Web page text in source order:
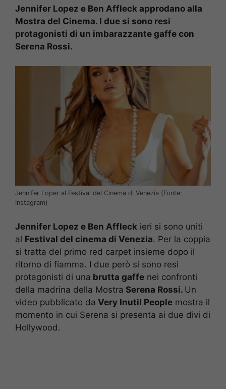
Jennifer Lopez e Ben Affleck approdano alla
Mostra del Cinema. I due si sono resi
protagonisti di un imbarazzante gaffe con
Serena Rossi.
Jennifer Loper al Festival del Cinema di Venezia (Fonte:
Instagram)
Jennifer Lopez e Ben Affleck ieri si sono uniti
al Festival del cinema di Venezia. Per la coppia
si tratta del primo red carpet insieme dopo il
ritorno di fiamma. I due però si sono resi
protagonisti di una brutta gaffe nei confronti
della madrina della Mostra Serena Rossi. Un
video pubblicato da Very Inutil People mostra il
momento in cui Serena si presenta ai due divi di
Hollywood.